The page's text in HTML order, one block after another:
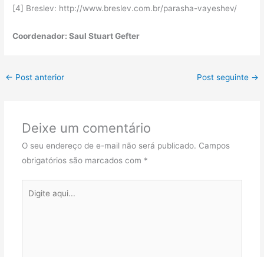
[4] Breslev: http://www.breslev.com.br/parasha-vayeshev/
Coordenador: Saul Stuart Gefter
← Post anterior Post seguinte →
Deixe um comentário
O seu endereço de e-mail não será publicado. Campos
obrigatórios são marcados com *
aqui...